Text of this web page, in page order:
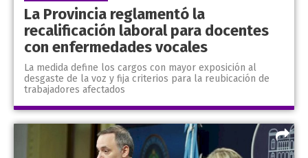
La Provincia reglamentó la
recalificación laboral para docentes
con enfermedades vocales
La medida define los cargos con mayor exposición al
desgaste de la voz y fija criterios para la reubicación de
trabajadores afectados